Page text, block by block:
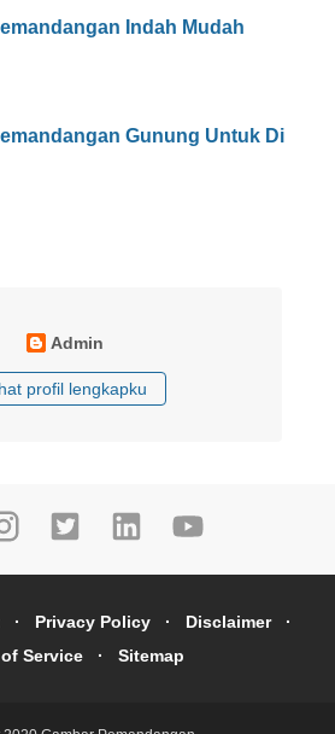
Indah Mudah
Gunung Untuk Di
Admin
profil lengkapku
Privacy Policy
Disclaimer
Service
Sitemap